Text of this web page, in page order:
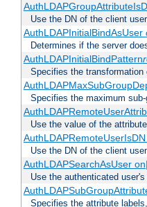
Use the DN of the client
AuthLDAPInitialBindAsUser
Determines if the server
AuthLDAPInitialBindPattern
Specifies the
Specifies the maximum
Use the value of the
Use the DN of the client
AuthLDAPSearchAsUser
Use the authenticated
Specifies the attribute